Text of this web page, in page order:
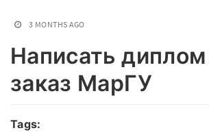
3 MONTHS AGO
Написать диплом
заказ МарГУ
Tags: